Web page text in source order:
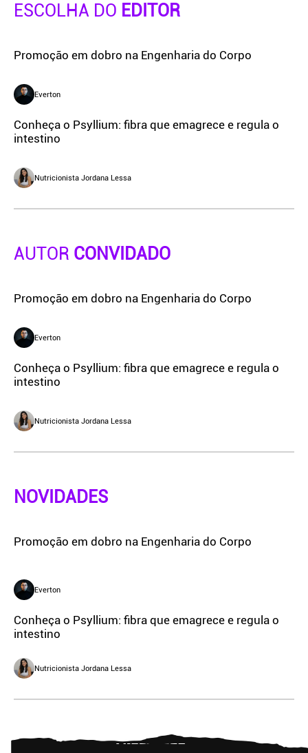
ESCOLHA DO EDITOR
Promoção em dobro na Engenharia do Corpo
Everton
Conheça o Psyllium: fibra que emagrece e regula o
intestino
Nutricionista Jordana Lessa
AUTOR CONVIDADO
Promoção em dobro na Engenharia do Corpo
Everton
Conheça o Psyllium: fibra que emagrece e regula o
intestino
Nutricionista Jordana Lessa
NOVIDADES
Promoção em dobro na Engenharia do Corpo
Everton
Conheça o Psyllium: fibra que emagrece e regula o
intestino
Nutricionista Jordana Lessa